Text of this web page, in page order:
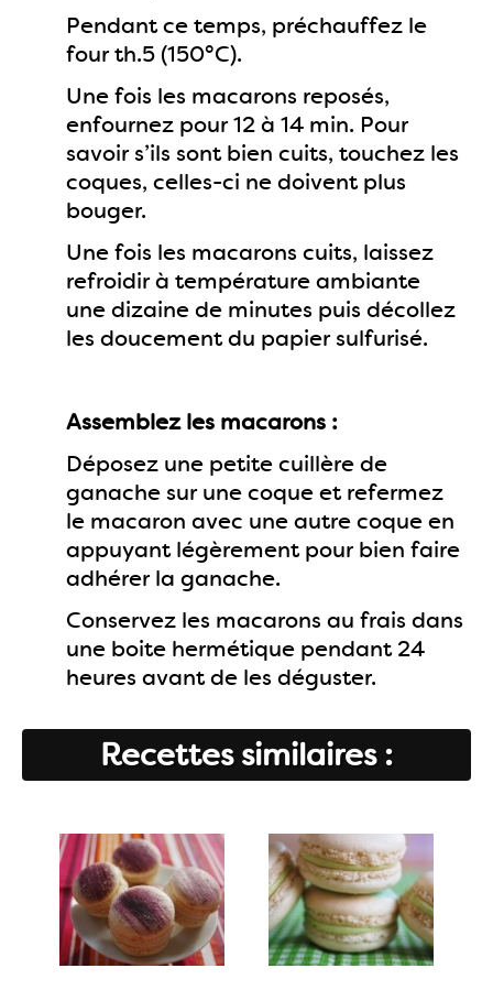
Pendant ce temps, préchauffez le
four th.5 (150°C).
Une fois les macarons reposés,
enfournez pour 12 à 14 min. Pour
savoir s’ils sont bien cuits, touchez les
coques, celles-ci ne doivent plus
bouger.
Une fois les macarons cuits, laissez
refroidir à température ambiante
une dizaine de minutes puis décollez
les doucement du papier sulfurisé.
Assemblez les macarons :
Déposez une petite cuillère de
ganache sur une coque et refermez
le macaron avec une autre coque en
appuyant légèrement pour bien faire
adhérer la ganache.
Conservez les macarons au frais dans
une boite hermétique pendant 24
heures avant de les déguster.
Recettes similaires :